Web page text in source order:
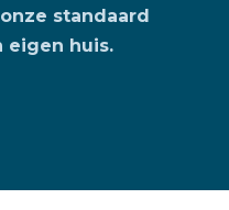
standaard
eigen huis.